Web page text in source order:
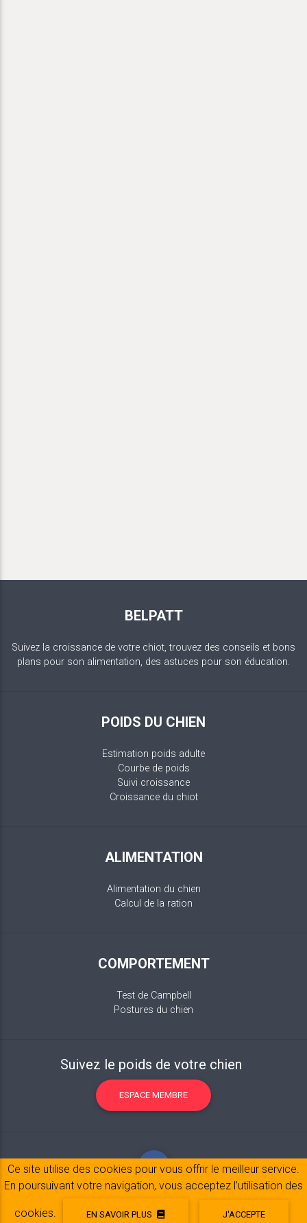
BELPATT
Suivez la croissance de votre chiot, trouvez des conseils et bons
plans pour son alimentation, des astuces pour son éducation.
POIDS DU CHIEN
Estimation poids adulte
Courbe de poids
Suivi croissance
Croissance du chiot
ALIMENTATION
Alimentation du chien
Calcul de la ration
COMPORTEMENT
Test de Campbell
Postures du chien
Suivez le poids de votre chien
ESPACE MEMBRE
Mentions légales© 2017-2020 Copyright:belpatt.fr
Ce site utilise des cookies pour vous offrir le meilleur service.
En poursuivant votre navigation, vous acceptez l’utilisation des
cookies. EN SAVOIR PLUS J'ACCEPTE